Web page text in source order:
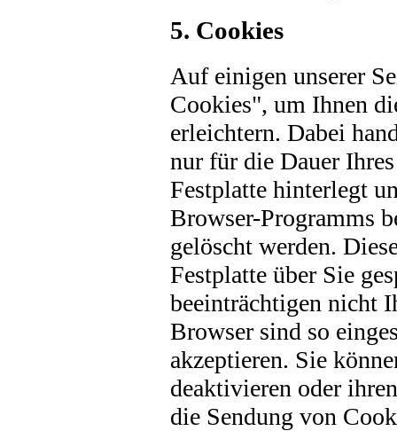
5. Cookies
Auf einigen unserer
Cookies", um Ihnen
erleichtern. Dabei
nur für die Dauer
Festplatte hinterlegt
Browser-Programms
gelöscht werden.
Festplatte über Sie
beeinträchtigen nicht
Browser sind so
akzeptieren. Sie
deaktivieren oder
die Sendung von